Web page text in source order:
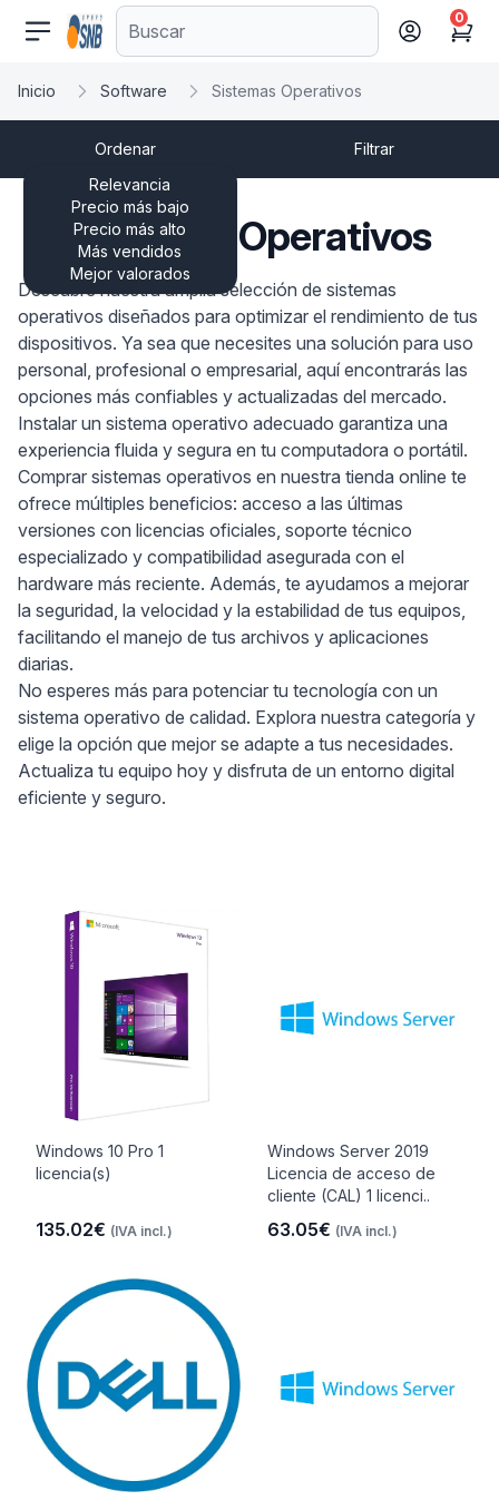
comercioseguro.es
Cart
0
Inicio Software Sistemas Operativos
Ordenar
Relevancia
Precio más bajo
Precio más alto
Más vendidos
Mejor valorados
Filtrar
Sistemas Operativos
Descubre nuestra amplia selección de sistemas
operativos diseñados para optimizar el rendimiento de tus
dispositivos. Ya sea que necesites una solución para uso
personal, profesional o empresarial, aquí encontrarás las
opciones más confiables y actualizadas del mercado.
Instalar un sistema operativo adecuado garantiza una
experiencia fluida y segura en tu computadora o portátil.
Comprar sistemas operativos en nuestra tienda online te
ofrece múltiples beneficios: acceso a las últimas
versiones con licencias oficiales, soporte técnico
especializado y compatibilidad asegurada con el
hardware más reciente. Además, te ayudamos a mejorar
la seguridad, la velocidad y la estabilidad de tus equipos,
facilitando el manejo de tus archivos y aplicaciones
diarias.
No esperes más para potenciar tu tecnología con un
sistema operativo de calidad. Explora nuestra categoría y
elige la opción que mejor se adapte a tus necesidades.
Actualiza tu equipo hoy y disfruta de un entorno digital
eficiente y seguro.
Windows 10 Pro 1
licencia(s)
135.02€ (IVA incl.)
Windows Server 2019
Licencia de acceso de
cliente (CAL) 1 licenci..
63.05€ (IVA incl.)